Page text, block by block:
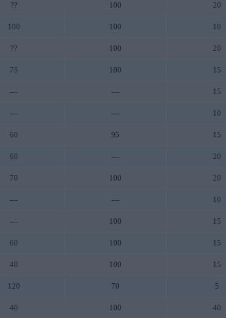
?? 100 20
100 100 10
?? 100 20
75 100 15
--- --- 15
--- --- 10
60 95 15
60 --- 20
70 100 20
--- --- 10
--- 100 15
60 100 15
40 100 15
120 70 5
40 100 40